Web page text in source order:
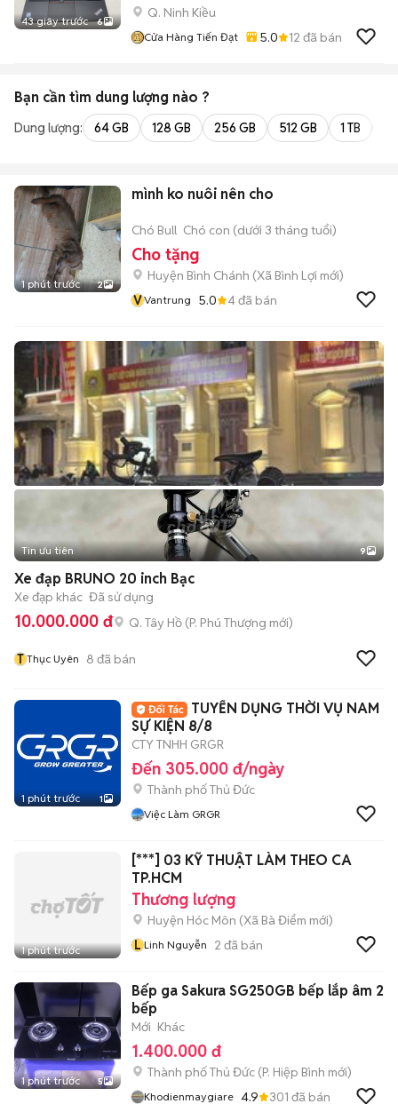
43 giây trước 6
Q. Ninh Kiều
Cửa Hàng Tiến Đạt 5.0 12 đã bán
Bạn cần tìm dung lượng nào ?
Dung lượng: 64 GB 128 GB 256 GB 512 GB 1 TB
1 phút trước 2
mình ko nuôi nên cho
Chó Bull Chó con (dưới 3 tháng tuổi)
Cho tặng
Huyện Bình Chánh (Xã Bình Lợi mới)
VVantrung 5.0 4đã bán
+2
Tin ưu tiên 9
Xe đạp BRUNO 20 inch Bạc
Xe đạp khác Đã sử dụng
10.000.000 đ Q. Tây Hồ (P. Phú Thượng mới)
T Thục Uyên 8 đã bán
1 phút trước 1
TUYỂN DỤNG THỜI VỤ NAM
SỰ KIỆN 8/8
CTY TNHH GRGR
Đến 305.000 đ/ngày
Thành phố Thủ Đức
Việc Làm GRGR
1 phút trước
[***] 03 KỸ THUẬT LÀM THEO CA
TP.HCM
Thương lượng
Huyện Hóc Môn (Xã Bà Điểm mới)
L Linh Nguyễn 2 đã bán
1 phút trước 5
Bếp ga Sakura SG250GB bếp lắp âm 2
bếp
Mới Khác
1.400.000 đ
Thành phố Thủ Đức (P. Hiệp Bình mới)
Khodienmaygiare 4.9 301 đã bán